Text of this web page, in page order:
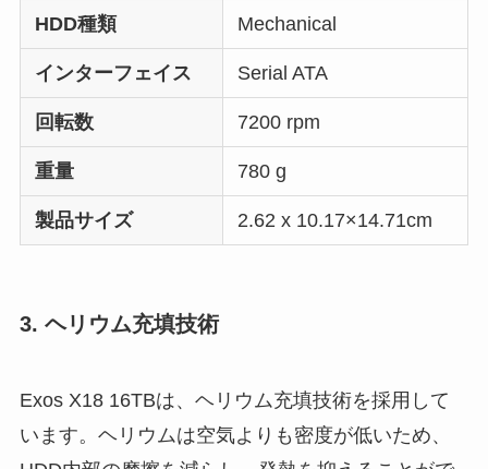
HDD種類 Mechanical
インターフェイス Serial ATA
回転数 7200 rpm
重量 780 g
製品サイズ 2.62 x 10.17×14.71cm
3. ヘリウム充填技術
Exos X18 16TBは、ヘリウム充填技術を採用して
います。ヘリウムは空気よりも密度が低いため、